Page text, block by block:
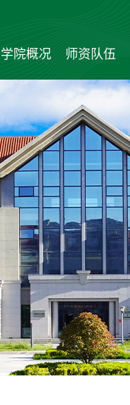
学院概况 师资队伍